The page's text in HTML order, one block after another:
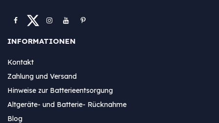
INFORMATIONEN
Kontakt
Zahlung und Versand
Hinweise zur Batterieentsorgung
Altgeräte- und Batterie- Rücknahme
Blog